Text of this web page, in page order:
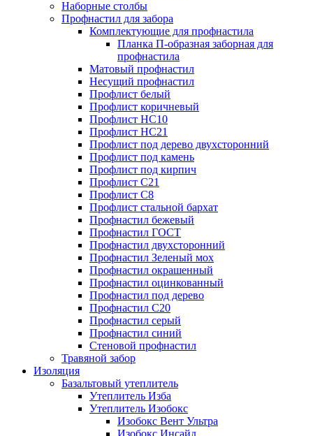
Наборные столбы
Профнастил для забора
Комплектующие для профнастила
Планка П-образная заборная для
профнастила
Матовый профнастил
Несущий профнастил
Профлист белый
Профлист коричневый
Профлист НС10
Профлист НС21
Профлист под дерево двухсторонний
Профлист под камень
Профлист под кирпич
Профлист С21
Профлист С8
Профлист стальной бархат
Профнастил бежевый
Профнастил ГОСТ
Профнастил двухсторонний
Профнастил Зеленый мох
Профнастил окрашенный
Профнастил оцинкованный
Профнастил под дерево
Профнастил С20
Профнастил серый
Профнастил синий
Стеновой профнастил
Травяной забор
Изоляция
Базальтовый утеплитель
Утеплитель Изба
Утеплитель Изобокс
Изобокс Вент Ультра
Изобокс Инсайд